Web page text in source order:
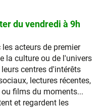
du vendredi à 9h
acteurs de premier
la culture ou de l'univers
centres d'intérêts
lectures récentes,
films du moments...
et regardent les